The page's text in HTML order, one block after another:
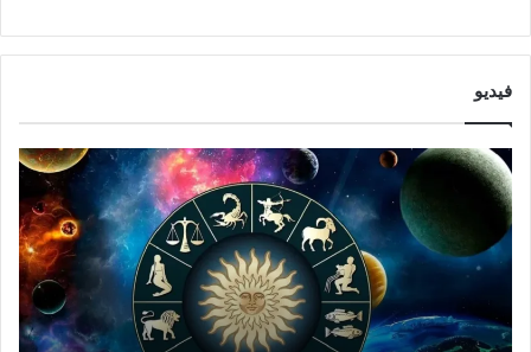
فيديو
ب
ر
ا
ج
ه